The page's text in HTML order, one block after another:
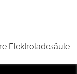
Elektroladesäule